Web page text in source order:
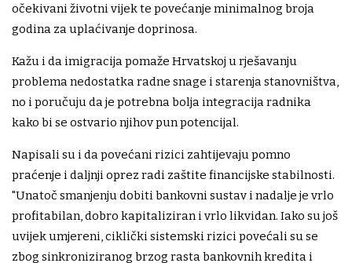
očekivani životni vijek te povećanje minimalnog broja
godina za uplaćivanje doprinosa.
Kažu i da imigracija pomaže Hrvatskoj u rješavanju
problema nedostatka radne snage i starenja stanovništva,
no i poručuju da je potrebna bolja integracija radnika
kako bi se ostvario njihov pun potencijal.
Napisali su i da povećani rizici zahtijevaju pomno
praćenje i daljnji oprez radi zaštite financijske stabilnosti.
"Unatoč smanjenju dobiti bankovni sustav i nadalje je vrlo
profitabilan, dobro kapitaliziran i vrlo likvidan. Iako su još
uvijek umjereni, ciklički sistemski rizici povećali su se
zbog sinkroniziranog brzog rasta bankovnih kredita i